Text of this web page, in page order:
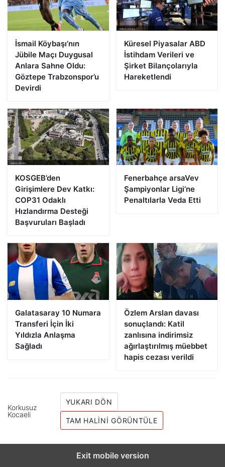
İsmail Köybaşı’nın
Jübile Maçı Duygusal
Anlara Sahne Oldu:
Göztepe Trabzonspor’u
Devirdi
Küresel Piyasalar ABD
İstihdam Verileri ve
Şirket Bilançolarıyla
Hareketlendi
KOSGEB’den
Girişimlere Dev Katkı:
COP31 Odaklı
Hızlandırma Desteği
Başvuruları Başladı
Fenerbahçe arsaVev
Şampiyonlar Ligi’ne
Penaltılarla Veda Etti
Galatasaray 10 Numara
Transferi İçin İki
Yıldızla Anlaşma
Sağladı
Özlem Arslan davası
sonuçlandı: Katil
zanlısına indirimsiz
ağırlaştırılmış müebbet
hapis cezası verildi
Korkusuz
Kocaeli
YUKARI DÖN
TAM HALINI GÖRÜNTÜLE
Exit mobile version